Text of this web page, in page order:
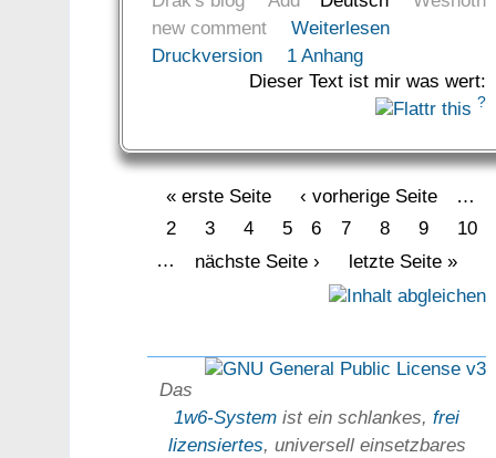
new comment
Weiterlesen
Druckversion
1 Anhang
Dieser Text ist mir was wert:
?
« erste Seite ‹ vorherige Seite
…
2
3 4 5 6 7 8 9
10
…
nächste Seite › letzte Seite »
Das
1w6-System ist ein schlankes,frei
lizensiertes, universell einsetz­bares